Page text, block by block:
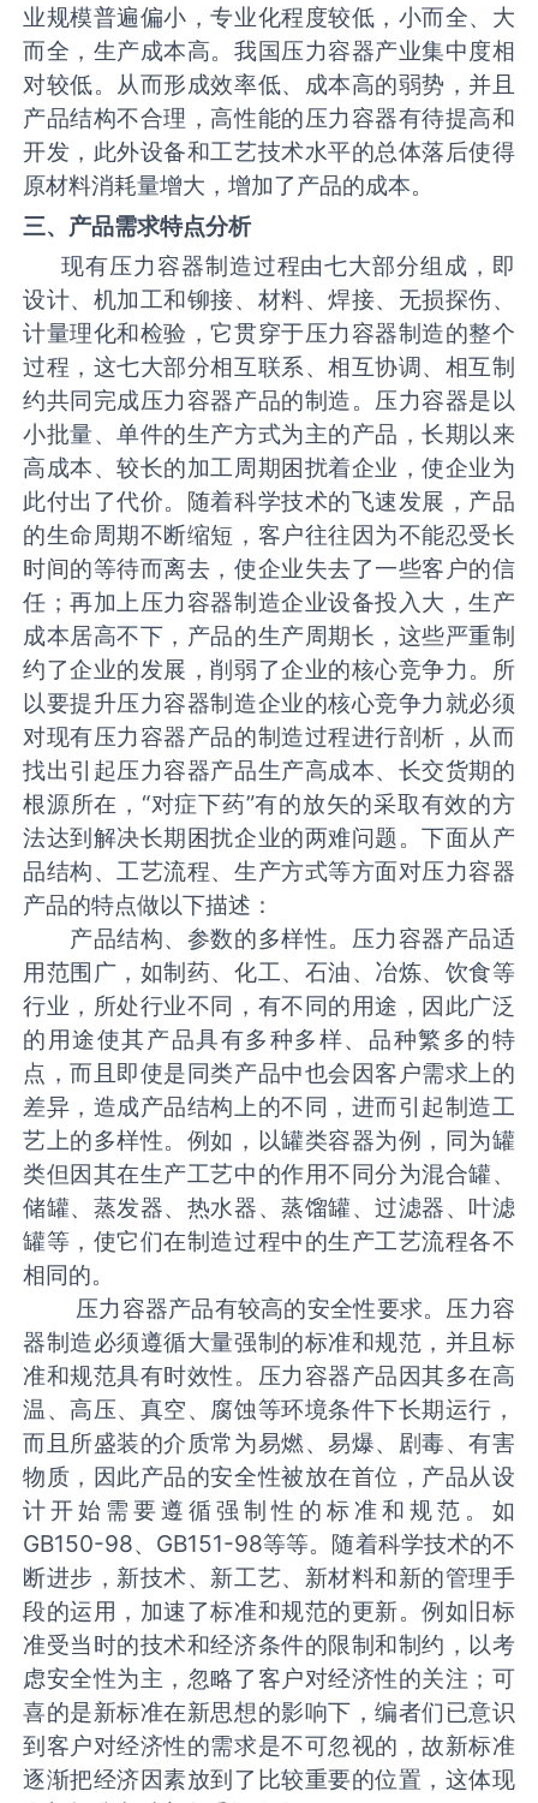
业规模普遍偏小，专业化程度较低，小而全、大
而全，生产成本高。我国压力容器产业集中度相
对较低。从而形成效率低、成本高的弱势，并且
产品结构不合理，高性能的压力容器有待提高和
开发，此外设备和工艺技术水平的总体落后使得
原材料消耗量增大，增加了产品的成本。
三、产品需求特点分析
现有压力容器制造过程由七大部分组成，即
设计、机加工和铆接、材料、焊接、无损探伤、
计量理化和检验，它贯穿于压力容器制造的整个
过程，这七大部分相互联系、相互协调、相互制
约共同完成压力容器产品的制造。压力容器是以
小批量、单件的生产方式为主的产品，长期以来
高成本、较长的加工周期困扰着企业，使企业为
此付出了代价。随着科学技术的飞速发展，产品
的生命周期不断缩短，客户往往因为不能忍受长
时间的等待而离去，使企业失去了一些客户的信
任；再加上压力容器制造企业设备投入大，生产
成本居高不下，产品的生产周期长，这些严重制
约了企业的发展，削弱了企业的核心竞争力。所
以要提升压力容器制造企业的核心竞争力就必须
对现有压力容器产品的制造过程进行剖析，从而
找出引起压力容器产品生产高成本、长交货期的
根源所在，“对症下药”有的放矢的采取有效的方
法达到解决长期困扰企业的两难问题。下面从产
品结构、工艺流程、生产方式等方面对压力容器
产品的特点做以下描述：
产品结构、参数的多样性。压力容器产品适
用范围广，如制药、化工、石油、冶炼、饮食等
行业，所处行业不同，有不同的用途，因此广泛
的用途使其产品具有多种多样、品种繁多的特
点，而且即使是同类产品中也会因客户需求上的
差异，造成产品结构上的不同，进而引起制造工
艺上的多样性。例如，以罐类容器为例，同为罐
类但因其在生产工艺中的作用不同分为混合罐、
储罐、蒸发器、热水器、蒸馏罐、过滤器、叶滤
罐等，使它们在制造过程中的生产工艺流程各不
相同的。
压力容器产品有较高的安全性要求。压力容
器制造必须遵循大量强制的标准和规范，并且标
准和规范具有时效性。压力容器产品因其多在高
温、高压、真空、腐蚀等环境条件下长期运行，
而且所盛装的介质常为易燃、易爆、剧毒、有害
物质，因此产品的安全性被放在首位，产品从设
计开始需要遵循强制性的标准和规范。如
GB150-98、 GB151-98等等。随着科学技术的不
断进步，新技术、新工艺、新材料和新的管理手
段的运用，加速了标准和规范的更新。例如旧标
准受当时的技术和经济条件的限制和制约，以考
虑安全性为主，忽略了客户对经济性的关注；可
喜的是新标准在新思想的影响下，编者们已意识
到客户对经济性的需求是不可忽视的，故新标准
逐渐把经济因素放到了比较重要的位置，这体现